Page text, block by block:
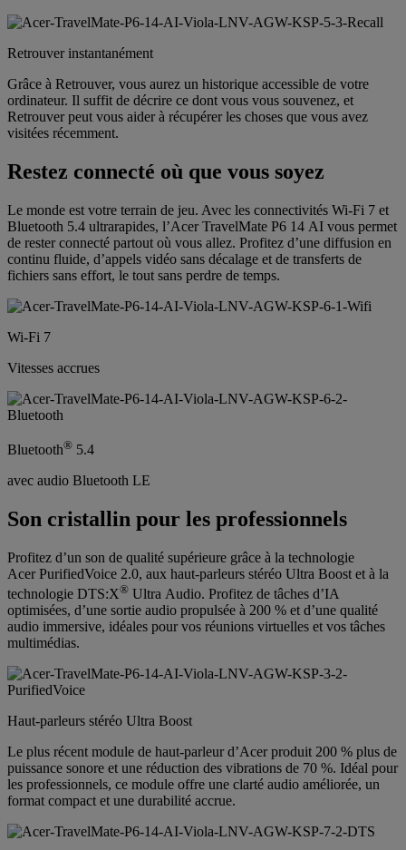
Retrouver instantanément
Grâce à Retrouver, vous aurez un historique accessible de votre
ordinateur. Il suffit de décrire ce dont vous vous souvenez, et
Retrouver peut vous aider à récupérer les choses que vous avez
visitées récemment.
Restez connecté où que vous soyez
Le monde est votre terrain de jeu. Avec les connectivités Wi-Fi 7 et
Bluetooth 5.4 ultrarapides, l’Acer TravelMate P6 14 AI vous permet
de rester connecté partout où vous allez. Profitez d’une diffusion en
continu fluide, d’appels vidéo sans décalage et de transferts de
fichiers sans effort, le tout sans perdre de temps.
Wi-Fi 7
Vitesses accrues
Bluetooth® 5.4
avec audio Bluetooth LE
Son cristallin pour les professionnels
Profitez d’un son de qualité supérieure grâce à la technologie
Acer PurifiedVoice 2.0, aux haut-parleurs stéréo Ultra Boost et à la
technologie DTS:X® Ultra Audio. Profitez de tâches d’IA
optimisées, d’une sortie audio propulsée à 200 % et d’une qualité
audio immersive, idéales pour vos réunions virtuelles et vos tâches
multimédias.
Haut-parleurs stéréo Ultra Boost
Le plus récent module de haut-parleur d’Acer produit 200 % plus de
puissance sonore et une réduction des vibrations de 70 %. Idéal pour
les professionnels, ce module offre une clarté audio améliorée, un
format compact et une durabilité accrue.